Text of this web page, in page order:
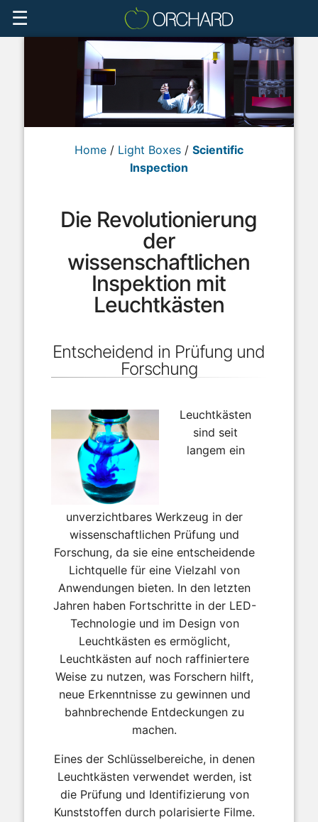
☰
Home/ Light Boxes/ Scientific
Inspection
Die Revolutionierung
der
wissenschaftlichen
Inspektion mit
Leuchtkästen
Entscheidend in Prüfung und
Forschung
Leuchtkästen
sind seit
langem ein
unverzichtbares Werkzeug in der
wissenschaftlichen Prüfung und
Forschung, da sie eine entscheidende
Lichtquelle für eine Vielzahl von
Anwendungen bieten. In den letzten
Jahren haben Fortschritte in der LED-
Technologie und im Design von
Leuchtkästen es ermöglicht,
Leuchtkästen auf noch raffiniertere
Weise zu nutzen, was Forschern hilft,
neue Erkenntnisse zu gewinnen und
bahnbrechende Entdeckungen zu
machen.
Eines der Schlüsselbereiche, in denen
Leuchtkästen verwendet werden, ist
die Prüfung und Identifizierung von
Kunststoffen durch polarisierte Filme.